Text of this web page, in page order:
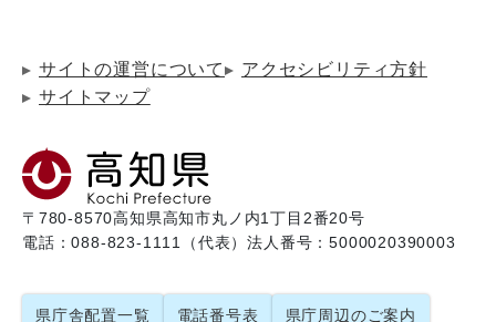
サイトの運営について
アクセシビリティ方針
サイトマップ
〒780-8570高知県高知市丸ノ内1丁目2番20号
電話：088-823-1111（代表）法人番号：5000020390003
県庁舎配置一覧 電話番号表 県庁周辺のご案内